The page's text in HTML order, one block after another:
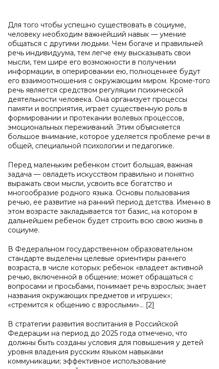
Для того чтобы успешно существовать в социуме,
человеку необходим важнейший навык — умение
общаться с другими людьми. Чем богаче и правильней
речь индивидуума, тем легче ему высказывать свои
мысли, тем шире его возможности в получении
информации, в оперировании ею, полноценнее будут
его взаимоотношения с окружающим миром. Кроме-того
речь является средством регуляции психической
деятельности человека. Она организует процессы
памяти и восприятия, играет существенную роль в
формировании и протекании волевых процессов,
эмоциональных переживаний. Этим объясняется
большое внимание, которое уделяется проблеме речи в
общей, специальной психологии и педагогике.
Перед маленьким ребенком стоит большая, важная
задача — овладеть искусством правильно и понятно
выражать свои мысли, усвоить все богатство и
многообразие родного языка. Основы пользования
речью, ее развитие на ранний период детства. Именно в
этом возрасте закладывается тот базис, на котором в
дальнейшем ребенок будет строить всю свою жизнь в
социуме.
В Федеральном государственном образовательном
стандарте выделены целевые ориентиры раннего
возраста, в числе которых: ребенок «владеет активной
речью, включенной в общение; может обращаться с
вопросами и просьбами, понимает речь взрослых; знает
названия окружающих предметов и игрушек»;
«стремится к общению с взрослыми»... [2]
В стратегии развития воспитания в Российской
Федерации на период до 2025 года отмечено, что
должны быть созданы условия для повышения у детей
уровня владения русским языком навыками
коммуникации; эффективное использование